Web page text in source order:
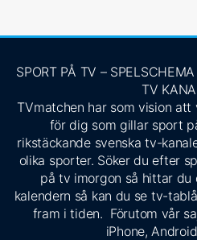
SPORT PÅ TV –
TV
TVmatchen har som vision
för dig som gillar sport
rikstäckande svenska tv-
olika sporter. Söker du efter
på tv imorgon så hittar du
kalendern så kan du se tv-
fram i tiden. Förutom vår
iPhone,